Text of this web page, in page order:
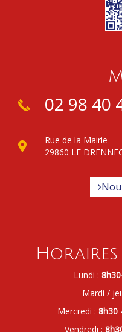
02 98 40
Rue de la Mairie
29860 LE
Lundi :
Mardi /
Mercredi : 8h30
Vendredi :